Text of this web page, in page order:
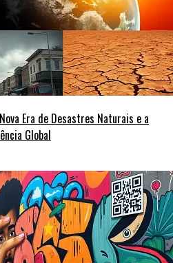
Era de Desastres Naturais e a
Global